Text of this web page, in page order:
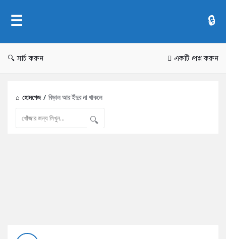
সার্চ করুন একটি প্রশ্ন করুন
হোমপেজ / বিড়াল আর ইঁদুর না থাকলে
AddaBuzz.net